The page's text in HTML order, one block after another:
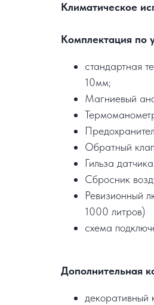
Климатическое
Комплектация по
стандартная
10мм;
Магниевый
Обратный
Гильза
Сбросник
Ревизионный
1000 литров)
схема
Дополнительная
декоративный